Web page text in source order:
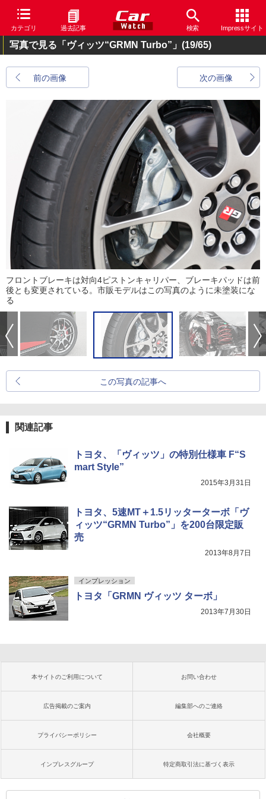
カテゴリ 過去記事 検索 Impressサイト
写真で見る「ヴィッツ“GRMN Turbo”」 (19/65)
前の画像 次の画像
フロントブレーキは対向4ピストンキャリパー、ブレーキパッドは前
後とも変更されている。市販モデルはこの写真のように未塗装にな
る
この写真の記事へ
関連記事
トヨタ、「ヴィッツ」の特別仕様車 F“S
mart Style”
2015年3月31日
トヨタ、5速MT＋1.5リッターターボ「ヴ
ィッツ“GRMN Turbo”」を200台限定販
売
2013年8月7日
インプレッション
トヨタ「GRMN ヴィッツ ターボ」
2013年7月30日
本サイトのご利用について お問い合わせ
広告掲載のご案内 編集部へのご連絡
プライバシーポリシー 会社概要
インプレスグループ 特定商取引法に基づく表示